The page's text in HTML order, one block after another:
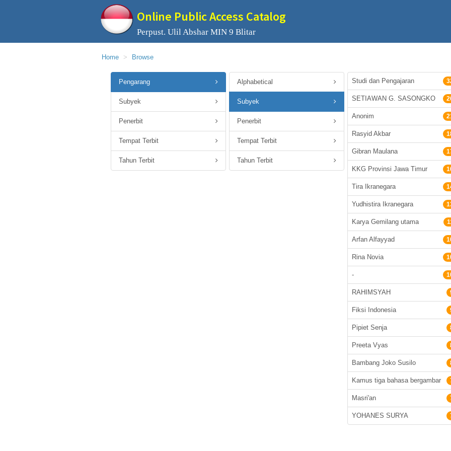
Online Public Access Catalog
Perpust. Ulil Abshar MIN 9 Blitar
Home Browse
Pengarang
Subyek
Penerbit
Tempat Terbit
Tahun Terbit
Alphabetical
Subyek
Penerbit
Tempat Terbit
Tahun Terbit
Studi dan Pengajaran
SETIAWAN G. SASONGKO
Anonim
Rasyid Akbar
Gibran Maulana
KKG Provinsi Jawa Timur
Tira Ikranegara
Yudhistira Ikranegara
Karya Gemilang utama
Arfan Alfayyad
Rina Novia
-
RAHIMSYAH
Fiksi Indonesia
Pipiet Senja
Preeta Vyas
Bambang Joko Susilo
Kamus tiga bahasa bergambar
Masri'an
YOHANES SURYA